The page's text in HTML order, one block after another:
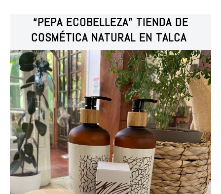
“PEPA ECOBELLEZA” TIENDA DE
COSMÉTICA NATURAL EN TALCA